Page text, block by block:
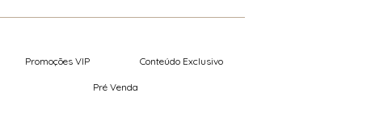
Promoções VIP Conteúdo Exclusivo
Pré Venda